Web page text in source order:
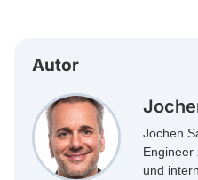
Autor
Jochen
Engineer
und